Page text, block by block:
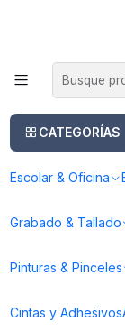
CATEGORÍAS
Escolar & Oficina
Grabado & Tallado
Pinturas & Pinceles
Cintas y Adhesivos